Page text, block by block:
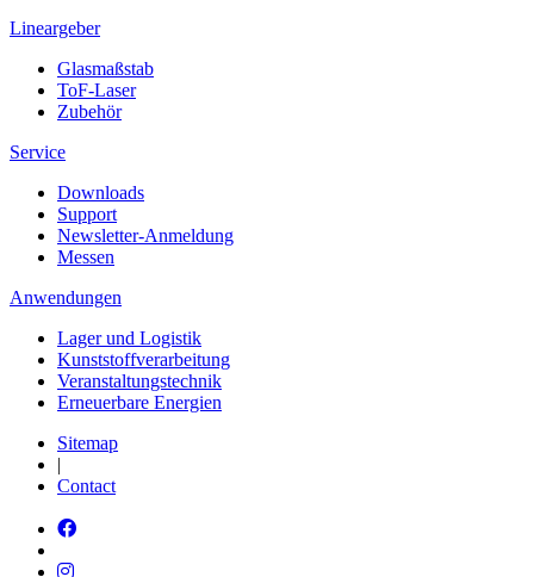
Lineargeber
Glasmaßstab
ToF-Laser
Zubehör
Service
Downloads
Support
Newsletter-Anmeldung
Messen
Anwendungen
Lager und Logistik
Kunststoffverarbeitung
Veranstaltungstechnik
Erneuerbare Energien
Sitemap
|
Contact